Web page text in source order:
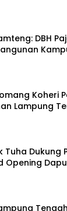
DBH
Koheri
Lampung
Tuha Dukung
Opening
Tengah